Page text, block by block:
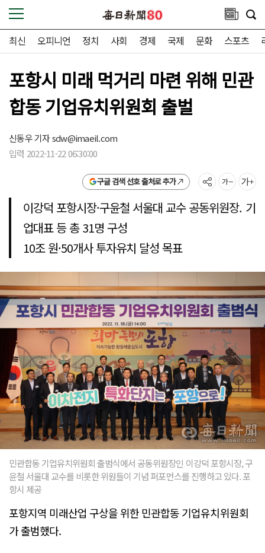
최신 오피니언 정치 사회 경제 국제 문화 스포츠
포항시 미래 먹거리 마련 위해 민관
합동 기업유치위원회 출벌
신동우 기자sdw@imaeil.com
입력 2022-11-22 06:30:00
구글 검색 선호 출처로 추가
이강덕 포항시장·구윤철 서울대 교수 공동위원장. 기
업대표 등 총 31명 구성
10조 원·50개사 투자유치 달성 목표
민관합동 기업유치위원회 출범식에서 공동위원장인 이강덕 포항시장, 구
윤철 서울대 교수를 비롯한 위원들이 기념 퍼포먼스를 진행하고 있다. 포
항시 제공
포항지역 미래산업 구상을 위한 민관합동 기업유치위원회
가 출범했다.